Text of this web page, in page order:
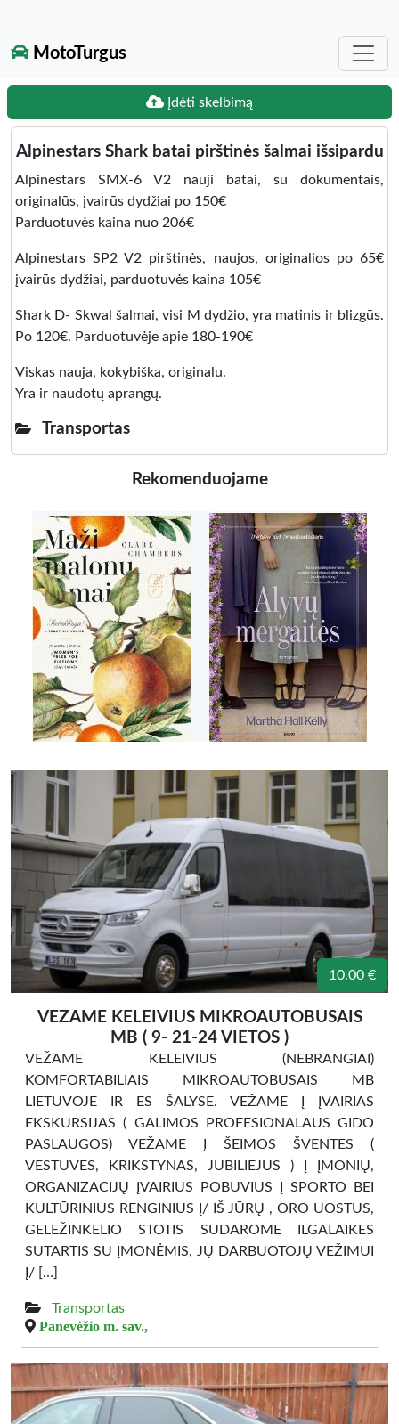
MotoTurgus
Įdėti skelbimą
Alpinestars Shark batai pirštinės šalmai išsipardu
Alpinestars SMX-6 V2 nauji batai, su dokumentais,
originalūs, įvairūs dydžiai po 150€
Parduotuvės kaina nuo 206€
Alpinestars SP2 V2 pirštinės, naujos, originalios po 65€
įvairūs dydžiai, parduotuvės kaina 105€
Shark D- Skwal šalmai, visi M dydžio, yra matinis ir blizgūs.
Po 120€. Parduotuvėje apie 180-190€
Viskas nauja, kokybiška, originalu.
Yra ir naudotų aprangų.
Transportas
Rekomenduojame
10.00 €
VEZAME KELEIVIUS MIKROAUTOBUSAIS
MB ( 9- 21-24 VIETOS )
VEŽAME KELEIVIUS (NEBRANGIAI)
KOMFORTABILIAIS MIKROAUTOBUSAIS MB
LIETUVOJE IR ES ŠALYSE. VEŽAME Į ĮVAIRIAS
EKSKURSIJAS ( GALIMOS PROFESIONALAUS GIDO
PASLAUGOS) VEŽAME Į ŠEIMOS ŠVENTES (
VESTUVES, KRIKSTYNAS, JUBILIEJUS ) Į ĮMONIŲ,
ORGANIZACIJŲ ĮVAIRIUS POBUVIUS Į SPORTO BEI
KULTŪRINIUS RENGINIUS Į/ IŠ JŪRŲ , ORO UOSTUS,
GELEŽINKELIO STOTIS SUDAROME ILGALAIKES
SUTARTIS SU ĮMONĖMIS, JŲ DARBUOTOJŲ VEŽIMUI
Į/ […]
Transportas
Panevėžio m. sav.,